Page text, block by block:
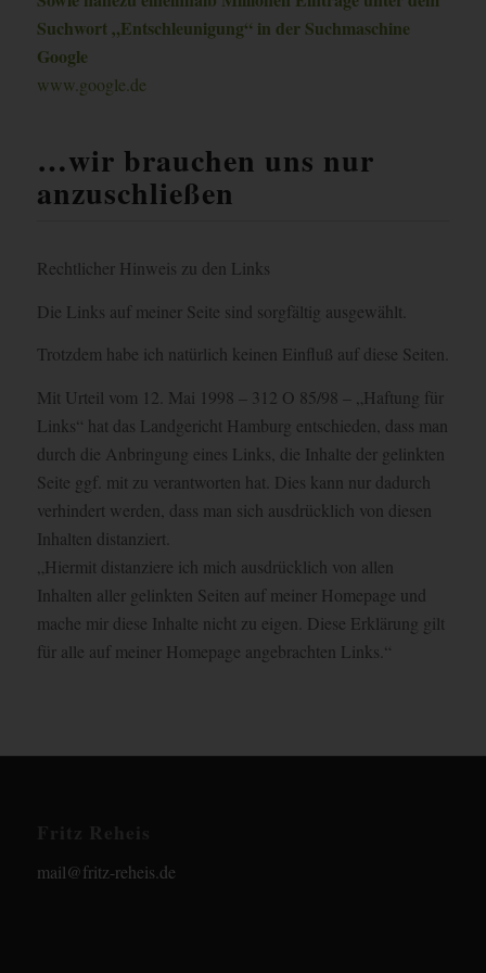
Suchwort „Entschleunigung“ in der Suchmaschine
Google
www.google.de
…wir brauchen uns nur
anzuschließen
Rechtlicher Hinweis zu den Links
Die Links auf meiner Seite sind sorgfältig ausgewählt.
Trotzdem habe ich natürlich keinen Einfluß auf diese Seiten.
Mit Urteil vom 12. Mai 1998 – 312 O 85/98 – „Haftung für
Links“ hat das Landgericht Hamburg entschieden, dass man
durch die Anbringung eines Links, die Inhalte der gelinkten
Seite ggf. mit zu verantworten hat. Dies kann nur dadurch
verhindert werden, dass man sich ausdrücklich von diesen
Inhalten distanziert.
„Hiermit distanziere ich mich ausdrücklich von allen
Inhalten aller gelinkten Seiten auf meiner Homepage und
mache mir diese Inhalte nicht zu eigen. Diese Erklärung gilt
für alle auf meiner Homepage angebrachten Links.“
mail@fritz-reheis.de